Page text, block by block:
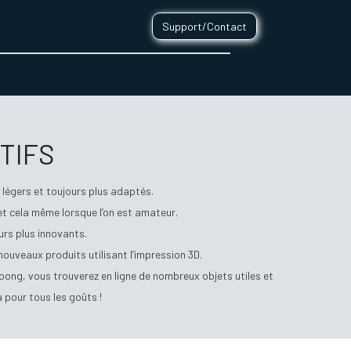
Support/Contact
légers et toujours plus adaptés.
même lorsque l’on est amateur.
plus innovants.
produits utilisant l’impression 3D.
vous trouverez en ligne de nombreux objets utiles et
pour tous les goûts !